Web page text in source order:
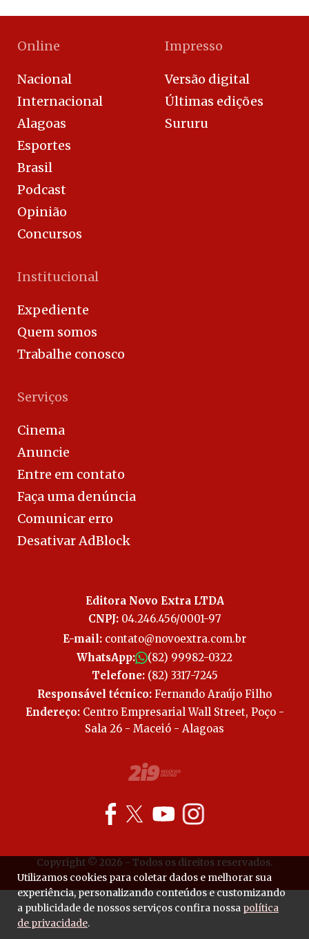
Online
Nacional
Internacional
Alagoas
Esportes
Brasil
Podcast
Opinião
Concursos
Impresso
Versão digital
Últimas edições
Sururu
Institucional
Expediente
Quem somos
Trabalhe conosco
Serviços
Cinema
Anuncie
Entre em contato
Faça uma denúncia
Comunicar erro
Desativar AdBlock
Editora Novo Extra LTDA
CNPJ:04.246.456/0001-97
E-mail: contato@novoextra.com.br
WhatsApp:
(82) 99982-0322
Telefone:(82) 3317-7245
Responsável técnico: Fernando Araújo Filho
Endereço:Centro Empresarial Wall Street, Poço -
Sala 26 - Maceió - Alagoas
Copyright © 2026 - Todos os direitos reservados.
Utilizamos cookies para coletar dados e melhorar sua
experiência, personalizando conteúdos e customizando
a publicidade de nossos serviços confira nossa política
de privacidade.